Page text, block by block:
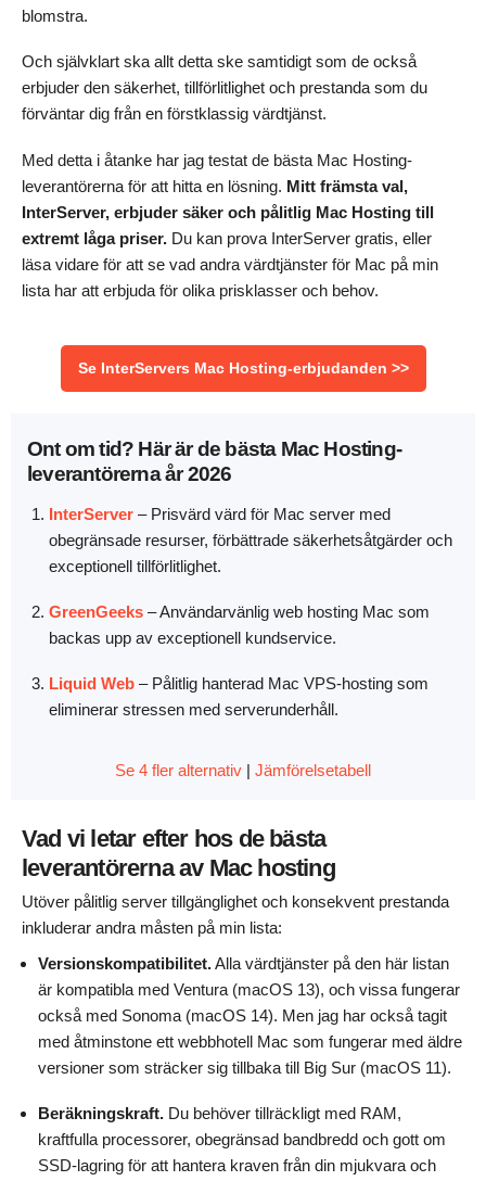
blomstra.
Och självklart ska allt detta ske samtidigt som de också
erbjuder den säkerhet, tillförlitlighet och prestanda som du
förväntar dig från en förstklassig värdtjänst.
Med detta i åtanke har jag testat de bästa Mac Hosting-
leverantörerna för att hitta en lösning. Mitt främsta val,
InterServer, erbjuder säker och pålitlig Mac Hosting till
extremt låga priser. Du kan prova InterServer gratis, eller
läsa vidare för att se vad andra värdtjänster för Mac på min
lista har att erbjuda för olika prisklasser och behov.
Se InterServers Mac Hosting-erbjudanden >>
Ont om tid? Här är de bästa Mac Hosting-
leverantörerna år 2026
InterServer – Prisvärd värd för Mac server med
obegränsade resurser, förbättrade säkerhetsåtgärder och
exceptionell tillförlitlighet.
GreenGeeks –Användarvänlig web hosting Mac som
backas upp av exceptionell kundservice.
Liquid Web – Pålitlig hanterad Mac VPS-hosting som
eliminerar stressen med serverunderhåll.
Se 4 fler alternativ | Jämförelsetabell
Vad vi letar efter hos de bästa
leverantörerna av Mac hosting
Utöver pålitlig server tillgänglighet och konsekvent prestanda
inkluderar andra måsten på min lista:
Versionskompatibilitet.Alla värdtjänster på den här listan
är kompatibla med Ventura (macOS 13), och vissa fungerar
också med Sonoma (macOS 14). Men jag har också tagit
med åtminstone ett webbhotell Mac som fungerar med äldre
versioner som sträcker sig tillbaka till Big Sur (macOS 11).
Beräkningskraft. Du behöver tillräckligt med RAM,
kraftfulla processorer, obegränsad bandbredd och gott om
SSD-lagring för att hantera kraven från din mjukvara och